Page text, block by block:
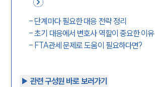
- 단계마다 필요한 대응 전략 정리
-초기 대응에서 변호사 역할이 중요한 이유
- FTA관세 문제로 도움이 필요하다면?
▶︎ 관련 구성원 바로 보러가기